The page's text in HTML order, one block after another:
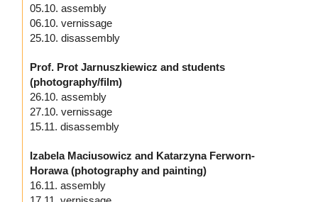
05.10. assembly
06.10. vernissage
25.10. disassembly
Prof. Prot Jarnuszkiewicz and students
(photography/film)
26.10. assembly
27.10. vernissage
15.11. disassembly
Izabela Maciusowicz and Katarzyna Ferworn-
Horawa (photography and painting)
16.11. assembly